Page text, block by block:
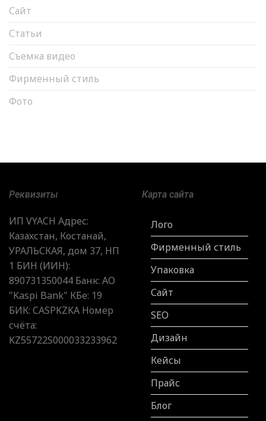
Сайт
Статьи
Съемка видео
Фирменный стиль
Фото
Реквизиты
ИП VYACH Адрес:
Казахстан, Костанай,
УРАЛЬСКАЯ, дом 37, НП
1 БИН (ИИН):
890731350044 Банк: АО
"Kaspi Bank" КБе: 19
БИК: CASPKZKA Номер
счёта:
KZ55722S000033233962
Карта сайта
Лого
Фирменный стиль
Упаковка
Сайт
SEO
Дизайн
Кейсы
Прайс
Блог